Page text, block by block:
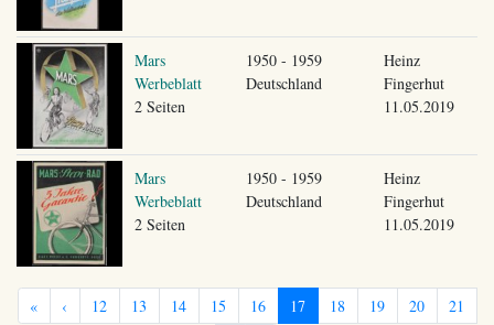
Mars
Werbeblatt
2 Seiten
1950 - 1959
Deutschland
Heinz
Fingerhut
11.05.2019
Mars
Werbeblatt
2 Seiten
1950 - 1959
Deutschland
Heinz
Fingerhut
11.05.2019
« ‹ 12 13 14 15 16 17 18 19 20 21